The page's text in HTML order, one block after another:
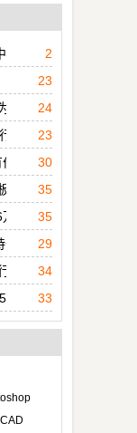
赋能标准化复制，
2
TWI）分析报告（目
23
规范，生态优化，格
24
展望报告（英文版）
23
值及实力最强的酒店
30
块纳入“十五五”规划
35
亿美元：增长与可持
35
分析报告：重仓比
29
业26Q3投资策略：风
34
）：AI应用热度扩
33